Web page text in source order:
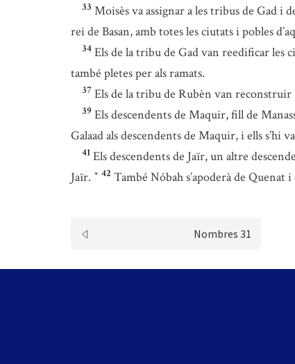
33 Moisès va assignar a les tribus de Gad i
rei de Basan, amb totes les ciutats i pobles
34 Els de la tribu de Gad van reedificar
també pletes per als ramats.
37 Els de la tribu de Rubèn van
39 Els descendents de Maquir, fill de
Galaad als descendents de Maquir, i ells s’hi
41 Els descendents de Jaïr, un altre
Jaïr. * 42 També Nóbah s’apoderà de Quenat
Nombres 31